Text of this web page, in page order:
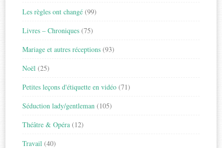
Les règles ont changé (99)
Livres – Chroniques (75)
Mariage et autres réceptions (93)
Noël (25)
Petites leçons d'étiquette en vidéo (71)
Séduction lady/gentleman (105)
Théâtre & Opéra (12)
Travail (40)